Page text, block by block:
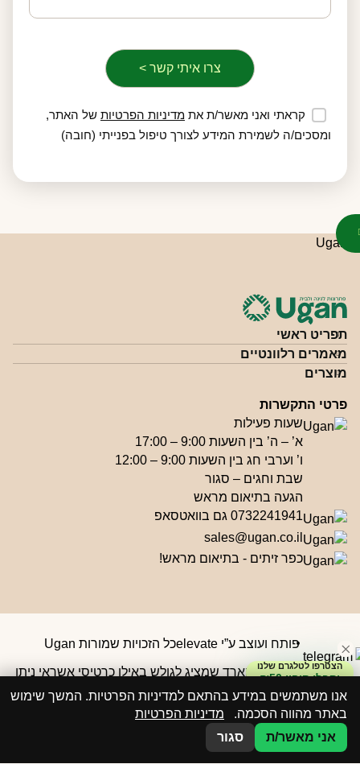
קראתי ואני מאשר/ת את מדיניות הפרטיותשל האתר,
ומסכים/ה לשמירת המידע לצורך טיפול בפנייתי (חובה)
תפריט ראשי
מאמרים רלוונטיים
מוצרים
פרטי התקשרות
שעות פעילות
א’ – ה’ בין השעות 9:00 – 17:00
ו’ וערבי חג בין השעות 9:00 – 12:00
שבת וחגים – סגור
הגעה בתיאום מראש
0732241941 גם בוואטסאפ
sales@ugan.co.il
כפר זיתים - בתיאום מראש!
פותח ועוצב ע”י elevate כל הזכויות שמורות Ugan
הצטרפו לטלגרם שלנו
וקבלו קופון ₪50
אנו משתמשים במידע בהתאם למדיניות הפרטיות. המשך שימוש
באתר מהווה הסכמה.
מדיניות הפרטיות
אני מאשר/ת
סגור